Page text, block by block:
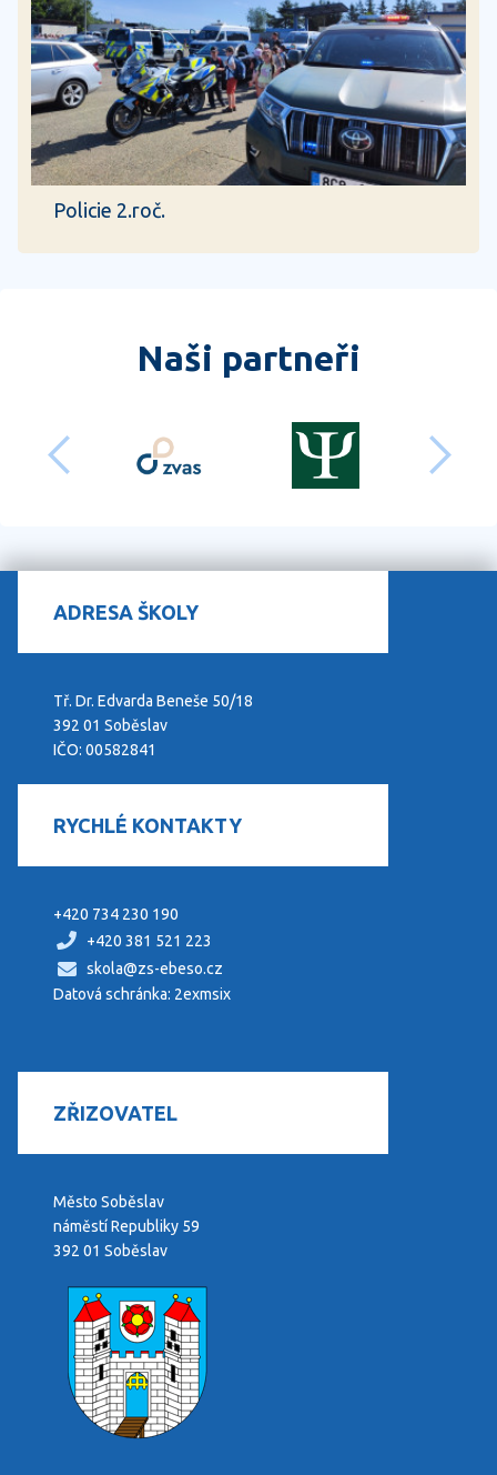
Policie 2.roč.
Naši partneři
ADRESA ŠKOLY
Tř. Dr. Edvarda Beneše 50/18
392 01 Soběslav
IČO: 00582841
RYCHLÉ KONTAKTY
+420 734 230 190
+420 381 521 223
skola@zs-ebeso.cz
Datová schránka: 2exmsix
ZŘIZOVATEL
Město Soběslav
náměstí Republiky 59
392 01 Soběslav